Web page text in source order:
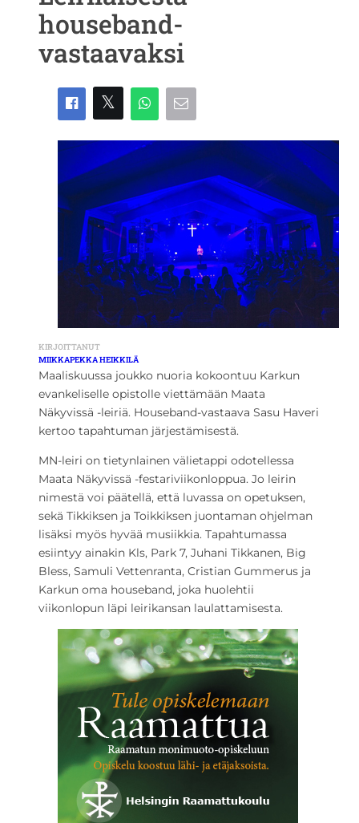
houseband-
vastaavaksi
KIRJOITTANUT
MIIKKAPEKKA HEIKKILÄ
Maaliskuussa joukko nuoria kokoontuu Karkun
evankeliselle opistolle viettämään Maata
Näkyvissä -leiriä. Houseband-vastaava Sasu Haveri
kertoo tapahtuman järjestämisestä.
MN-leiri on tietynlainen välietappi odotellessa
Maata Näkyvissä -festariviikonloppua. Jo leirin
nimestä voi päätellä, että luvassa on opetuksen,
sekä Tikkiksen ja Toikkiksen juontaman ohjelman
lisäksi myös hyvää musiikkia. Tapahtumassa
esiintyy ainakin Kls, Park 7, Juhani Tikkanen, Big
Bless, Samuli Vettenranta, Cristian Gummerus ja
Karkun oma houseband, joka huolehtii
viikonlopun läpi leirikansan laulattamisesta.